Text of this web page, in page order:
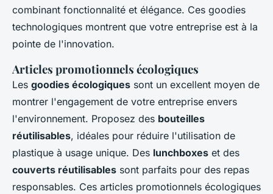
combinant fonctionnalité et élégance. Ces goodies
technologiques montrent que votre entreprise est à la
pointe de l'innovation.
Articles promotionnels écologiques
Les goodies écologiques sont un excellent moyen de
montrer l'engagement de votre entreprise envers
l'environnement. Proposez des bouteilles
réutilisables, idéales pour réduire l'utilisation de
plastique à usage unique. Des lunchboxes et des
couverts réutilisables sont parfaits pour des repas
responsables. Ces articles promotionnels écologiques